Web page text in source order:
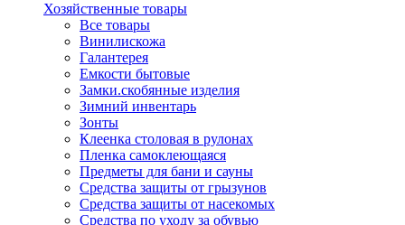
Хозяйственные товары
Все товары
Винилискожа
Галантерея
Емкости бытовые
Замки.скобянные изделия
Зимний инвентарь
Зонты
Клеенка столовая в рулонах
Пленка самоклеющаяся
Предметы для бани и сауны
Средства защиты от грызунов
Средства защиты от насекомых
Средства по уходу за обувью